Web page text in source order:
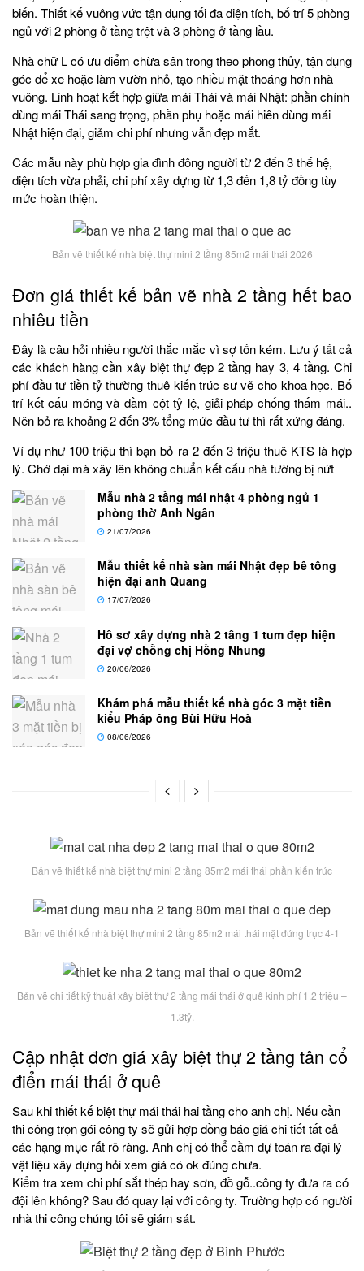
biến. Thiết kế vuông vức tận dụng tối đa diện tích, bố trí 5 phòng
ngủ với 2 phòng ở tầng trệt và 3 phòng ở tầng lầu.
Nhà chữ L có ưu điểm chừa sân trong theo phong thủy, tận dụng
góc để xe hoặc làm vườn nhỏ, tạo nhiều mặt thoáng hơn nhà
vuông. Linh hoạt kết hợp giữa mái Thái và mái Nhật: phần chính
dùng mái Thái sang trọng, phần phụ hoặc mái hiên dùng mái
Nhật hiện đại, giảm chi phí nhưng vẫn đẹp mắt.
Các mẫu này phù hợp gia đình đông người từ 2 đến 3 thế hệ,
diện tích vừa phải, chi phí xây dựng từ 1,3 đến 1,8 tỷ đồng tùy
mức hoàn thiện.
Bản vẽ thiết kế nhà biệt thự mini 2 tầng 85m2 mái thái 2026
Đơn giá thiết kế bản vẽ nhà 2 tầng hết bao
nhiêu tiền
Đây là câu hỏi nhiều người thắc mắc vì sợ tốn kém. Lưu ý tất cả
các khách hàng cần xây biệt thự đẹp 2 tầng hay 3, 4 tầng. Chi
phí đầu tư tiền tỷ thường thuê kiến trúc sư vẽ cho khoa học. Bố
trí kết cấu móng và dầm cột tỷ lệ, giải pháp chống thấm mái..
Nên bỏ ra khoảng 2 đến 3% tổng mức đầu tư thì rất xứng đáng.
Ví dụ như 100 triệu thì bạn bỏ ra 2 đến 3 triệu thuê KTS là hợp
lý. Chớ dại mà xây lên không chuẩn kết cấu nhà tường bị nứt
Mẫu nhà 2 tầng mái nhật 4 phòng ngủ 1
phòng thờ Anh Ngân
21/07/2026
Mẫu thiết kế nhà sàn mái Nhật đẹp bê tông
hiện đại anh Quang
17/07/2026
Hồ sơ xây dựng nhà 2 tầng 1 tum đẹp hiện
đại vợ chồng chị Hồng Nhung
20/06/2026
Khám phá mẫu thiết kế nhà góc 3 mặt tiền
kiểu Pháp ông Bùi Hữu Hoà
08/06/2026
Bản vẽ thiết kế nhà biệt thự mini 2 tầng 85m2 mái thái phần kiến trúc
Bản vẽ thiết kế nhà biệt thự mini 2 tầng 85m2 mái thái mặt đứng trục 4-1
Bản vẽ chi tiết kỹ thuật xây biệt thự 2 tầng mái thái ở quê kinh phí 1.2 triệu –
1.3tỷ.
Cập nhật đơn giá xây biệt thự 2 tầng tân cổ
điển mái thái ở quê
Sau khi thiết kế biệt thự mái thái hai tầng cho anh chị. Nếu cần
thi công trọn gói công ty sẽ gửi hợp đồng báo giá chi tiết tất cả
các hạng mục rất rõ ràng. Anh chị có thể cầm dự toán ra đại lý
vật liệu xây dựng hỏi xem giá có ok đúng chưa.
Kiểm tra xem chi phí sắt thép hay sơn, đồ gỗ..công ty đưa ra có
đội lên không? Sau đó quay lại với công ty. Trường hợp có người
nhà thi công chúng tôi sẽ giám sát.